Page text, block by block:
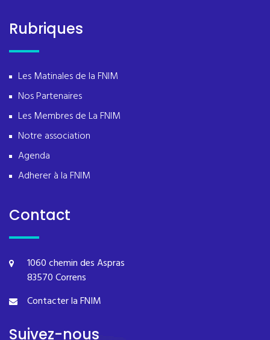
Rubriques
Les Matinales de la FNIM
Nos Partenaires
Les Membres de La FNIM
Notre association
Agenda
Adherer à la FNIM
Contact
1060 chemin des Aspras
83570 Correns
Contacter la FNIM
Suivez-nous